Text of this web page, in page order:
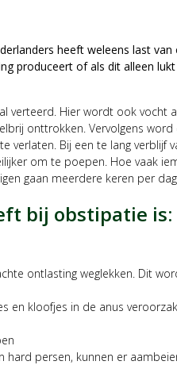
heeft weleens last
produceert of als dit alleen
verteerd. Hier wordt ook vocht
onttrokken. Vervolgens
Bij een te lang verblijf
om te poepen. Hoe vaak
gaan meerdere keren per
bij obstipatie is:
ontlasting weglekken. Dit
en kloofjes in de anus
persen, kunnen er